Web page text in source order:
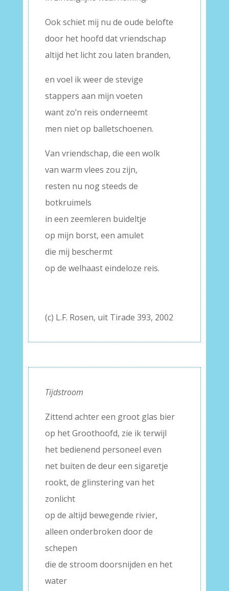
Ook schiet mij nu de oude belofte
door het hoofd dat vriendschap
altijd het licht zou laten branden,
en voel ik weer de stevige
stappers aan mijn voeten
want zo’n reis onderneemt
men niet op balletschoenen.
Van vriendschap, die een wolk
van warm vlees zou zijn,
resten nu nog steeds de
botkruimels
in een zeemleren buideltje
op mijn borst, een amulet
die mij beschermt
op de welhaast eindeloze reis.
(c) L.F. Rosen, uit Tirade 393, 2002
Tijdstroom
Zittend achter een groot glas bier
op het Groothoofd, zie ik terwijl
het bedienend personeel even
net buiten de deur een sigaretje
rookt, de glinstering van het
zonlicht
op de altijd bewegende rivier,
alleen onderbroken door de
schepen
die de stroom doorsnijden en het
water